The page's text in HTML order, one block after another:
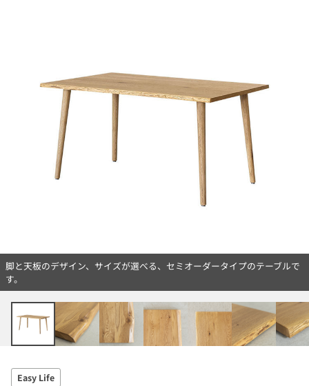
脚と天板のデザイン、サイズが選べる、セミオーダータイプのテーブルで
す。
Easy Life